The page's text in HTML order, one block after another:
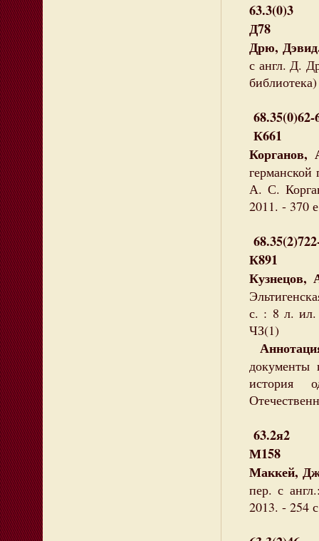
63.3(0)3
Д78
Дрю,
с англ. Д.
68.35(0)62-
К661
Корганов,
А. С.
2011. - 370
К891
Кузнецов,
с. : 8 л. ил.
ЧЗ(1)
документы
история
63.2я2
М158
Маккей,
пер. с
2013. - 254